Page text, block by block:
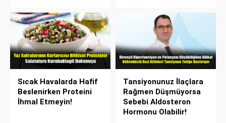
Sıcak Havalarda Hafif
Beslenirken Proteini
İhmal Etmeyin!
Tansiyonunuz İlaçlara
Rağmen Düşmüyorsa
Sebebi Aldosteron
Hormonu Olabilir!